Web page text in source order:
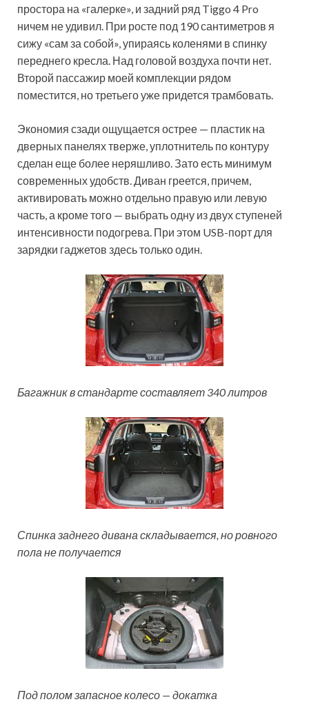
простора на «галерке», и задний ряд Tiggo 4 Pro
ничем не удивил. При росте под 190 сантиметров я
сижу «сам за собой», упираясь коленями в спинку
переднего кресла. Над головой воздуха почти нет.
Второй пассажир моей комплекции рядом
поместится, но третьего уже придется трамбовать.
Экономия сзади ощущается острее — пластик на
дверных панелях тверже, уплотнитель по контуру
сделан еще более неряшливо. Зато есть минимум
современных удобств. Диван греется, причем,
активировать можно отдельно правую или левую
часть, а кроме того — выбрать одну из двух ступеней
интенсивности подогрева. При этом USB-порт для
зарядки гаджетов здесь только один.
Багажник в стандарте составляет 340 литров
Спинка заднего дивана складывается, но ровного
пола не получается
Под полом запасное колесо — докатка